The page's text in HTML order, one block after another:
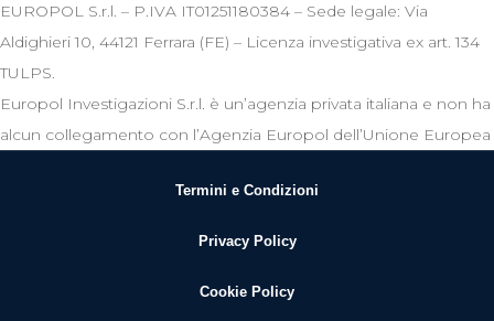
EUROPOL S.r.l. – P.IVA IT01251180384 – Sede legale: Via
Aldighieri 10, 44121 Ferrara (FE) – Licenza investigativa ex art. 134
TULPS.
Europol Investigazioni S.r.l. è un’agenzia privata italiana e non ha
alcun collegamento con l’Agenzia Europol dell’Unione Europea
Termini e Condizioni
Privacy Policy
Cookie Policy